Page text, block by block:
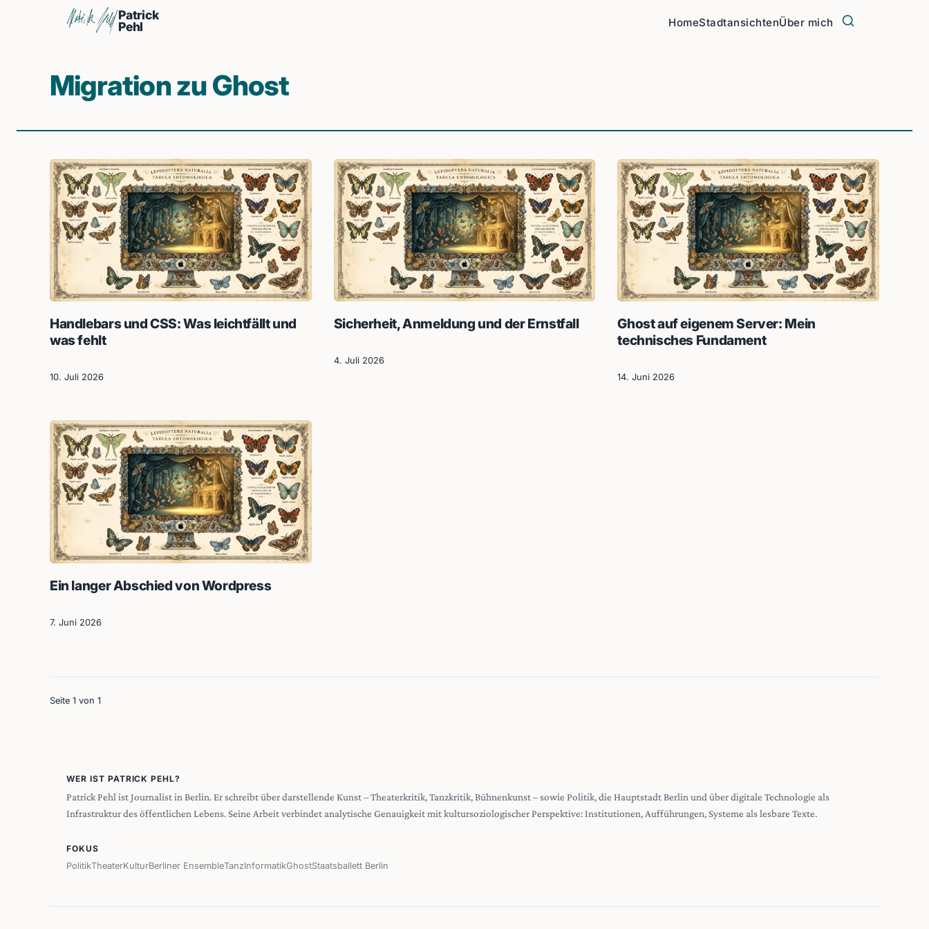
Patrick
Pehl
HomeStadtansichtenÜber mich
Migration zu Ghost
Handlebars und CSS: Was leichtfällt und
was fehlt
10. Juli 2026
Sicherheit, Anmeldung und der Ernstfall
4. Juli 2026
Ghost auf eigenem Server: Mein
technisches Fundament
14. Juni 2026
Ein langer Abschied von Wordpress
7. Juni 2026
Seite 1 von 1
WER IST PATRICK PEHL?
Patrick Pehl ist Journalist in Berlin. Er schreibt über darstellende Kunst – Theaterkritik, Tanzkritik, Bühnenkunst – sowie Politik, die Hauptstadt Berlin und über digitale Technologie als
Infrastruktur des öffentlichen Lebens. Seine Arbeit verbindet analytische Genauigkeit mit kultursoziologischer Perspektive: Institutionen, Aufführungen, Systeme als lesbare Texte.
FOKUS
PolitikTheaterKulturBerliner EnsembleTanzInformatikGhostStaatsballett Berlin